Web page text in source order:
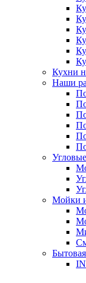
Кухни
Наши
Мойки